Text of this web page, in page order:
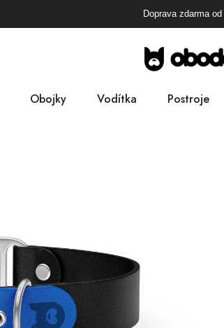
Doprava zdarma od
Obojky Vodítka Postroje